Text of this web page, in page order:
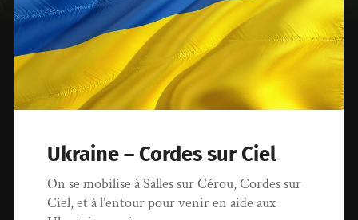
Ukraine – Cordes sur Ciel
On se mobilise à Salles sur Cérou, Cordes sur
Ciel, et à l’entour pour venir en aide aux